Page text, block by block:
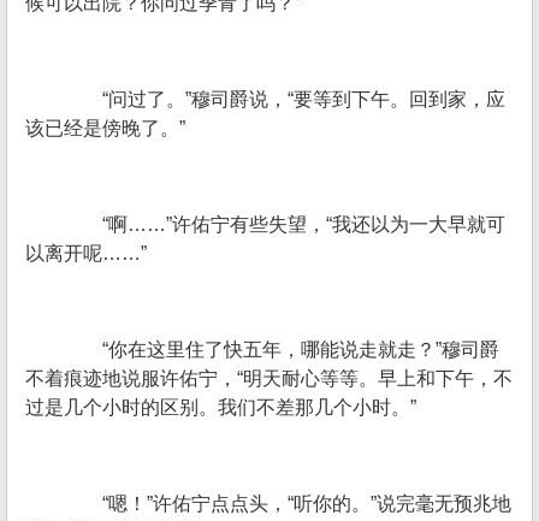
“问过了。”穆司爵说，“要等到下午。回到家，应
该已经是傍晚了。”
“啊……”许佑宁有些失望，“我还以为一大早就可
以离开呢……”
“你在这里住了快五年，哪能说走就走？”穆司爵
不着痕迹地说服许佑宁，“明天耐心等等。早上和下午，不
过是几个小时的区别。我们不差那几个小时。”
“嗯！”许佑宁点点头，“听你的。”说完毫无预兆地